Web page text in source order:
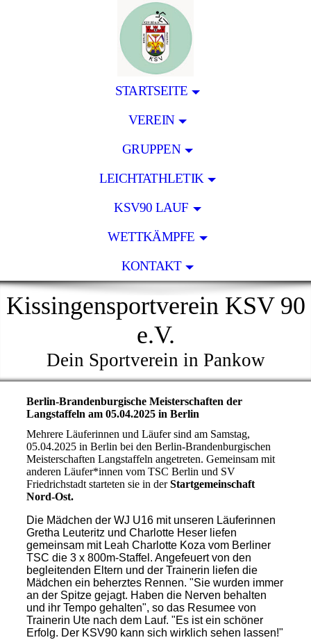
STARTSEITE
VEREIN
GRUPPEN
LEICHTATHLETIK
KSV90 LAUF
WETTKÄMPFE
KONTAKT
Kissingensportverein KSV 90
e.V.
Dein Sportverein in Pankow
Berlin-Brandenburgische Meisterschaften der
Langstaffeln am 05.04.2025 in Berlin
Mehrere Läuferinnen und Läufer sind am Samstag,
05.04.2025 in Berlin bei den Berlin-Brandenburgischen
Meisterschaften Langstaffeln angetreten. Gemeinsam mit
anderen Läufer*innen vom TSC Berlin und SV
Friedrichstadt starteten sie in derStartgemeinschaft
Nord-Ost.
Die Mädchen der WJ U16 mit unseren Läuferinnen
Gretha Leuteritz und Charlotte Heser liefen
gemeinsam mit Leah Charlotte Koza vom Berliner
TSC die 3 x 800m-Staffel. Angefeuert von den
begleitenden Eltern und der Trainerin liefen die
Mädchen ein beherztes Rennen. "Sie wurden immer
an der Spitze gejagt. Haben die Nerven behalten
und ihr Tempo gehalten", so das Resumee von
Trainerin Ute nach dem Lauf. "Es ist ein schöner
Erfolg. Der KSV90 kann sich wirklich sehen lassen!"